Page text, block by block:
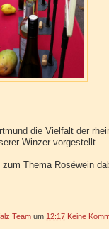
die Vielfalt der
Winzer vorgestellt.
Thema Roséwein
Team um 12:17 Keine